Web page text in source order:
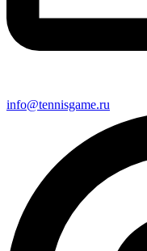
info@tennisgame.ru